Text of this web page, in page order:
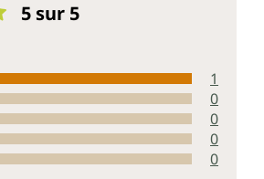
5 sur 5
1
0
0
0
0